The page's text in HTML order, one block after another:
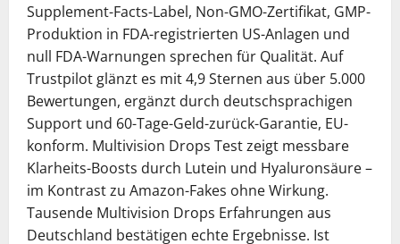
Supplement-Facts-Label, Non-GMO-Zertifikat, GMP-
Produktion in FDA-registrierten US-Anlagen und
null FDA-Warnungen sprechen für Qualität. Auf
Trustpilot glänzt es mit 4,9 Sternen aus über 5.000
Bewertungen, ergänzt durch deutschsprachigen
Support und 60-Tage-Geld-zurück-Garantie, EU-
konform. Multivision Drops Test zeigt messbare
Klarheits-Boosts durch Lutein und Hyaluronsäure –
im Kontrast zu Amazon-Fakes ohne Wirkung.
Tausende Multivision Drops Erfahrungen aus
Deutschland bestätigen echte Ergebnisse. Ist